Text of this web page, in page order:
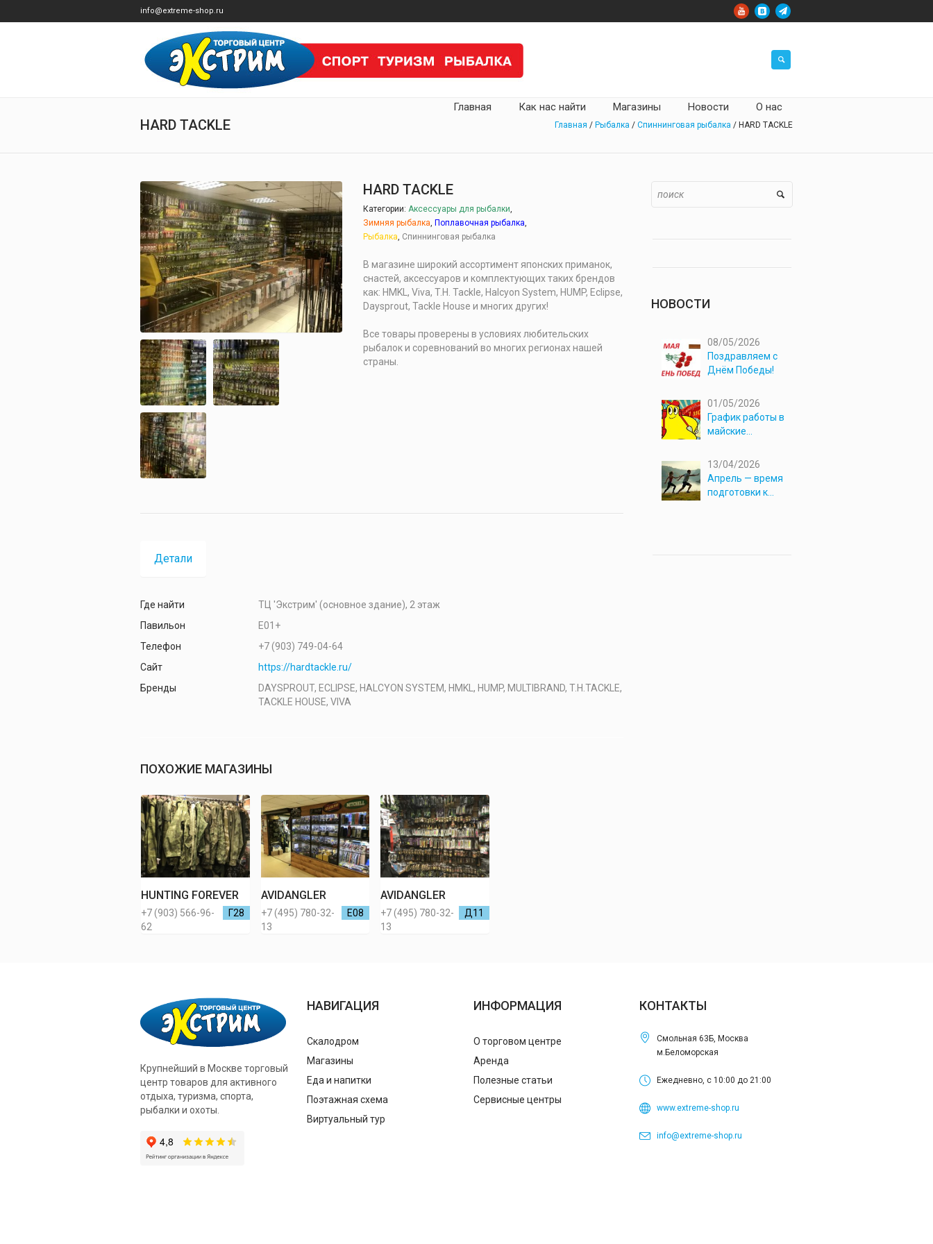
info@extreme-shop.ru
Главная Как нас найти Магазины Новости О нас
HARD TACKLE Главная / Рыбалка / Спиннинговая рыбалка / HARD TACKLE
HARD TACKLE
Категории: Аксессуары для рыбалки,
Зимняя рыбалка, Поплавочная рыбалка,
Рыбалка, Спиннинговая рыбалка
В магазине широкий ассортимент японских приманок,
снастей, аксессуаров и комплектующих таких брендов
как: HMKL, Viva, T.H. Tackle, Halcyon System, HUMP, Eclipse,
Daysprout, Tackle House и многих других!
Все товары проверены в условиях любительских
рыбалок и соревнований во многих регионах нашей
страны.
Детали
Где найти
ТЦ 'Экстрим' (основное здание), 2 этаж
Павильон
Е01+
Телефон
+7 (903) 749-04-64
Сайт
https://hardtackle.ru/
Бренды
DAYSPROUT, ECLIPSE, HALCYON SYSTEM, HMKL, HUMP, MULTIBRAND, T.H.TACKLE,
TACKLE HOUSE, VIVA
ПОХОЖИЕ МАГАЗИНЫ
HUNTING FOREVER
Г28
+7 (903) 566-96-
62
AVIDANGLER
Е08
+7 (495) 780-32-
13
AVIDANGLER
Д11
+7 (495) 780-32-
13
НОВОСТИ
08/05/2026
Поздравляем с
Днём Победы!
01/05/2026
График работы в
майские
13/04/2026
Апрель — время
подготовки к
Крупнейший в Москве торговый
центр товаров для активного
отдыха, туризма, спорта,
рыбалки и охоты.
НАВИГАЦИЯ
Скалодром
Магазины
Еда и напитки
Поэтажная схема
Виртуальный тур
ИНФОРМАЦИЯ
О торговом центре
Аренда
Полезные статьи
Сервисные центры
КОНТАКТЫ
Смольная 63Б, Москва
м.Беломорская
Ежедневно, с 10:00 до 21:00
www.extreme-shop.ru
info@extreme-shop.ru